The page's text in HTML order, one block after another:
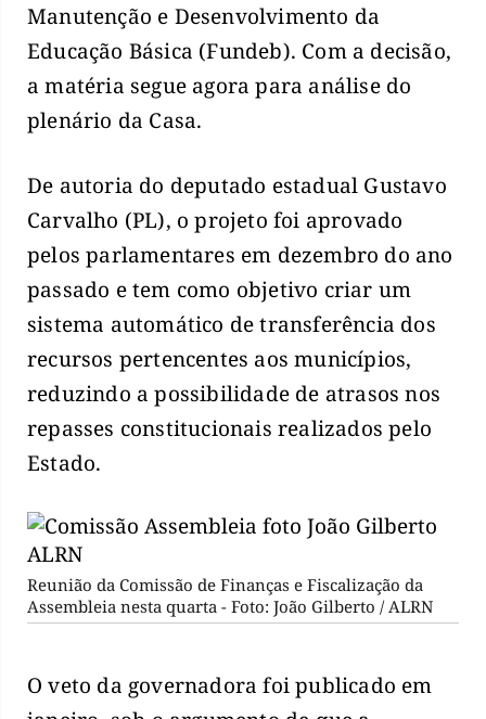
Manutenção e Desenvolvimento da
Educação Básica (Fundeb). Com a decisão,
a matéria segue agora para análise do
plenário da Casa.
De autoria do deputado estadual Gustavo
Carvalho (PL), o projeto foi aprovado
pelos parlamentares em dezembro do ano
passado e tem como objetivo criar um
sistema automático de transferência dos
recursos pertencentes aos municípios,
reduzindo a possibilidade de atrasos nos
repasses constitucionais realizados pelo
Estado.
Reunião da Comissão de Finanças e Fiscalização da
Assembleia nesta quarta - Foto: João Gilberto / ALRN
O veto da governadora foi publicado em